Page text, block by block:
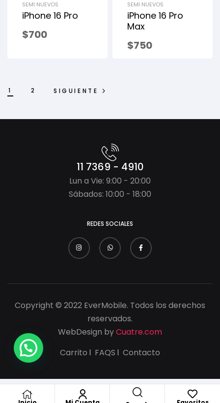
SEMI NUEVOS
iPhone 16 Pro
$700
SEMI NUEVOS
iPhone 16 Pro
Max
$750
1 2 SIGUIENTE
11 7369 - 4910
Lun a Vie: 9:00 - 20:00
Sábados: 10:00 - 18:00
REDES SOCIALES
Copyright © 2022 EverMobile. Todos los derechos
reservados.
WebDesign byCuatre.com
Carrito
FAQS Contacto